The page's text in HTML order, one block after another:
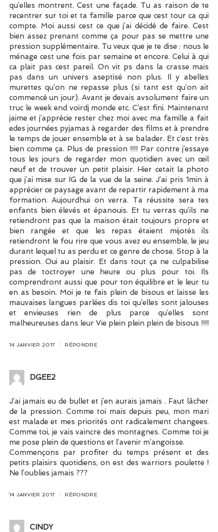
qu’elles montrent. Cest une façade. Tu as raison de te
recentrer sur toi et ta famille parce que cest tour ca qui
compte. Moi aussi cest ce que j’ai décidé de faire. Cest
bien assez prenant comme ça pour pas se mettre une
pression supplémentaire. Tu veux que je te dise : nous le
ménage cest une fois par semaine et encore. Celui à qui
ca plait pas cest pareil. On vit ps dans la crasse mais
pas dans un univers aseptisé non plus. Il y abelles
murettes qu’on ne repasse plus (si tant est qu’on ait
commencé un jour). Avant je devais avsolument faire un
truc le week end voirdj monde etc. C’est fini. Maintenant
jaime et j’apprécie rester chez moi avec ma famille a fait
edes journées pyjamas à regarder des films et à prendre
le temps de jouer ensemble et à se balader. Et c’est très
bien comme ça. Plus de pression !!!! Par contre j’essaye
tous les jours de regarder mon quotidien avec un œil
neuf et de trouver un petit plaisir. Hier cetait la photo
que j’ai mise sur IG de la vue de la seine. J’ai pris 1min à
apprécier ce paysage avant de repartir rapidement à ma
formation. Aujourdhui on verra. Ta réussite sera tes
enfants bien élevés et épanouis. Et tu verras qu’ils ne
retiendront pas que la maison était toujours propre et
bien rangée et que les repas étaient mijotés ils
retiendront le fou rire que vous avez eu ensemble, le jeu
durant lequel tu as perdu et ce genre de chose. Stop à la
pression. Oui au plaisir. Et dans tout ça ne culpabilise
pas de toctroyer une heure ou plus pour toi. Ils
comprendront aussi que pour ton équilibre et le leur tu
en as besoin. Moi je te fais plein de bisous et laisse les
mauvaises langues parlées dis toi qu’elles sont jalouses
et envieuses rien de plus parce qu’elles sont
malheureuses dans leur Vie plein plein plein de bisous !!!!
14 JANVIER 2017 RÉPONDRE
DGEE2
J’ai jamais eu de bullet et j’en aurais jamais . Faut lâcher
de la pression. Comme toi mais depuis peu, mon mari
est malade et mes priorités ont radicalement changees.
Comme toi, je vais vaincre des montagnes. Comme toi je
me pose plein de questions et l’avenir m’angoisse.
Commençons par profiter du temps présent et des
petits plaisirs quotidiens, on est des warriors poulette !
Ne l’oublies jamais ???
14 JANVIER 2017 RÉPONDRE
CINDY